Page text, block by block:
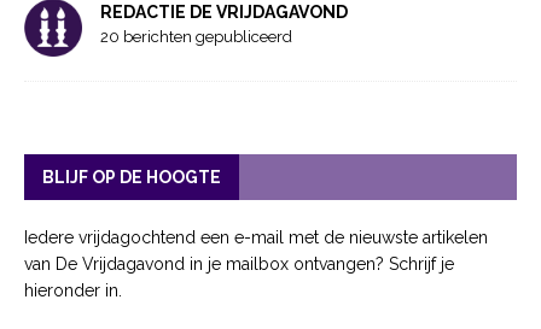
REDACTIE DE VRIJDAGAVOND
20 berichten gepubliceerd
BLIJF OP DE HOOGTE
Iedere vrijdagochtend een e-mail met de nieuwste artikelen
van De Vrijdagavond in je mailbox ontvangen? Schrijf je
hieronder in.